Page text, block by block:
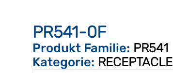
PR541-0F
Produkt Familie: PR541
Kategorie: RECEPTACLE